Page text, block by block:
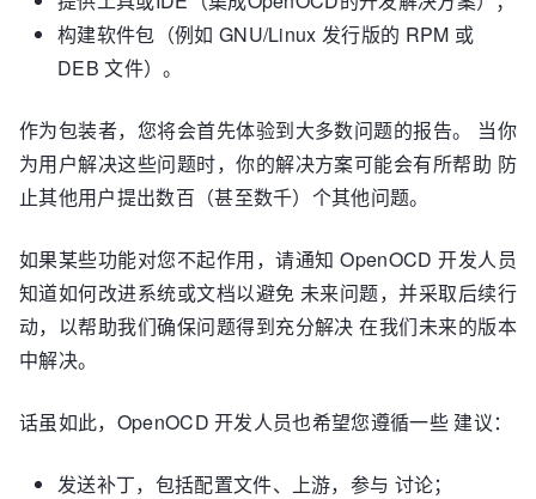
构建软件包（例如 GNU/Linux 发行版的 RPM 或
DEB 文件）。
作为包装者，您将会首先体验到大多数问题的报告。 当你
为用户解决这些问题时，你的解决方案可能会有所帮助 防
止其他用户提出数百（甚至数千）个其他问题。
如果某些功能对您不起作用，请通知 OpenOCD 开发人员
知道如何改进系统或文档以避免 未来问题，并采取后续行
动，以帮助我们确保问题得到充分解决 在我们未来的版本
中解决。
话虽如此，OpenOCD 开发人员也希望您遵循一些 建议：
发送补丁，包括配置文件、上游，参与 讨论；